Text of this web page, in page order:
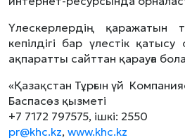
Үлескерлердің қаражатын
кепілдігі бар үлестік
ақпаратты сайттан қарауға
«Қазақстан Тұрғын үй
Баспасөз қызметі
+7 7172 797575, ішкі: 2550
pr@khc.kz, www.khc.kz